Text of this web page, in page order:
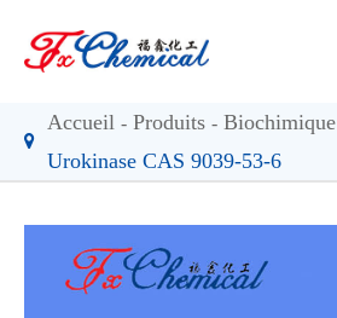
Accueil Produits Biochimique
Urokinase CAS 9039-53-6